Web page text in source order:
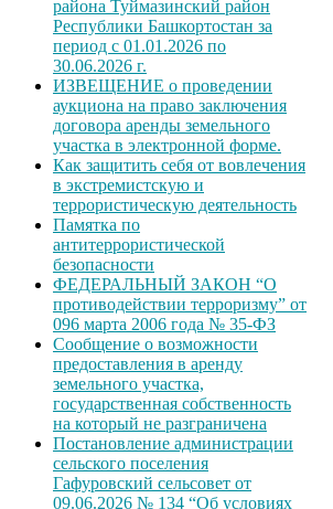
района Туймазинский район
Республики Башкортостан за
период с 01.01.2026 по
30.06.2026 г.
ИЗВЕЩЕНИЕ о проведении
аукциона на право заключения
договора аренды земельного
участка в электронной форме.
Как защитить себя от вовлечения
в экстремистскую и
террористическую деятельность
Памятка по
антитеррористической
безопасности
ФЕДЕРАЛЬНЫЙ ЗАКОН “О
противодействии терроризму” от
096 марта 2006 года № 35-ФЗ
Сообщение о возможности
предоставления в аренду
земельного участка,
государственная собственность
на который не разграничена
Постановление администрации
сельского поселения
Гафуровский сельсовет от
09.06.2026 № 134 “Об условиях